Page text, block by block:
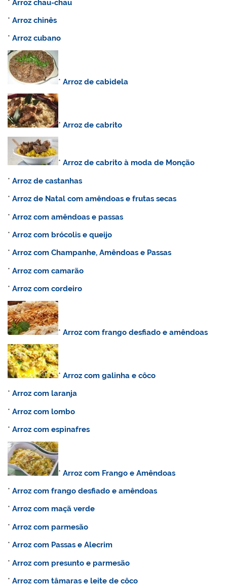
*Arroz chau-chau
*Arroz chinês
*Arroz cubano
*Arroz de cabidela
*Arroz de cabrito
*Arroz de cabrito à moda de Monção
*Arroz de castanhas
*Arroz de Natal com amêndoas e frutas secas
*Arroz com amêndoas e passas
*Arroz com brócolis e queijo
*Arrozcom Champanhe, Amêndoas e Passas
*Arroz com camarão
*Arroz com cordeiro
*Arroz com frango desfiado e amêndoas
*Arroz com galinha e côco
*Arroz com laranja
*Arroz com lombo
*Arroz com espinafres
*Arroz com Frango e Amêndoas
*Arroz com frango desfiado e amêndoas
*Arroz com maçã verde
*Arroz com parmesão
*Arroz com Passas e Alecrim
*Arroz com presunto e parmesão
*Arroz com tâmaras e leite de côco